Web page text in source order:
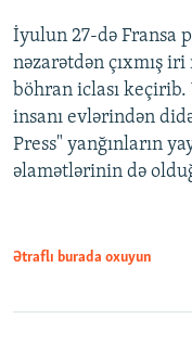
İyulun 27-də Fransa
nəzarətdən çıxmış iri
böhran iclası
insanı evlərindən
Press" yanğınların
əlamətlərinin də
Ətraflı burada oxuyun